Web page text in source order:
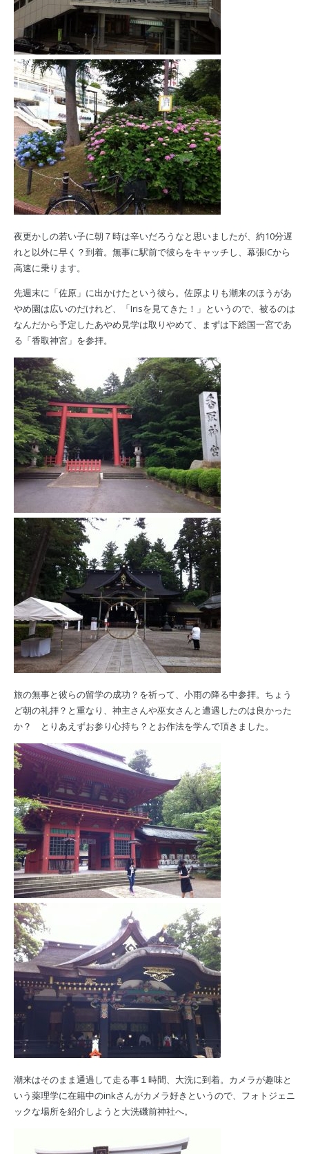
夜更かしの若い子に朝７時は辛いだろうなと思いましたが、約10分遅
れと以外に早く？到着。無事に駅前で彼らをキャッチし、幕張ICから
高速に乗ります。
先週末に「佐原」に出かけたという彼ら。佐原よりも潮来のほうがあ
やめ園は広いのだけれど、「Irisを見てきた！」というので、被るのは
なんだから予定したあやめ見学は取りやめて、まずは下総国一宮であ
る「香取神宮」を参拝。
旅の無事と彼らの留学の成功？を祈って、小雨の降る中参拝。ちょう
ど朝の礼拝？と重なり、神主さんや巫女さんと遭遇したのは良かった
か？ とりあえずお参り心持ち？とお作法を学んで頂きました。
潮来はそのまま通過して走る事１時間、大洗に到着。カメラが趣味と
いう薬理学に在籍中のinkさんがカメラ好きというので、フォトジェニ
ックな場所を紹介しようと大洗磯前神社へ。